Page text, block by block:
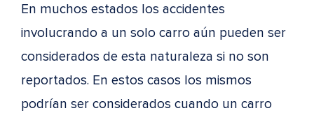
En muchos estados los accidentes
involucrando a un solo carro aún pueden ser
considerados de esta naturaleza si no son
reportados. En estos casos los mismos
podrían ser considerados cuando un carro